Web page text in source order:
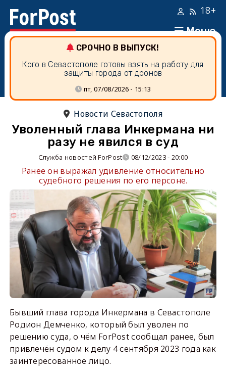
Меню
18+
СРОЧНО В ВЫПУСК!
Кого в Севастополе готовы взять на работу для
защиты города от дронов
пт, 07/08/2026 - 15:13
Новости Севастополя
Уволенный глава Инкермана ни
разу не явился в суд
Служба новостей ForPost 08/12/2023 - 20:00
Ранее он выражал удивление относительно
судебного решения по его персоне.
Бывший глава города Инкермана в Севастополе
Родион Демченко, который был уволен по
решению суда, о чём ForPost сообщал ранее, был
привлечён судом к делу 4 сентября 2023 года как
заинтересованное лицо.